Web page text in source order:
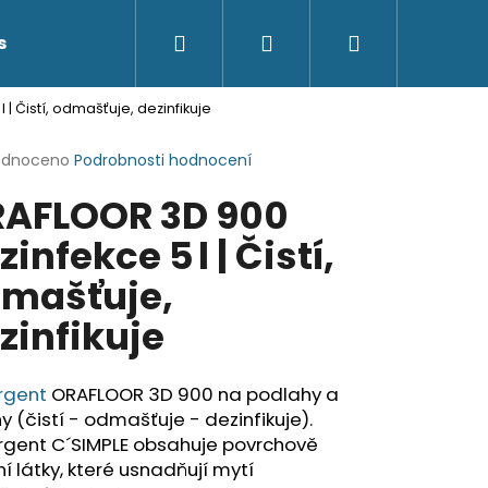
Přihlášení
l | Čistí, odmašťuje, dezinfikuje
Podrobnosti hodnocení
3D 900
5 l | Čistí,
ORAFLOOR 3D 900 na podlahy a
(čistí - odmašťuje - dezinfikuje).
C´SIMPLE obsahuje povrchově
látky, které usnadňují mytí